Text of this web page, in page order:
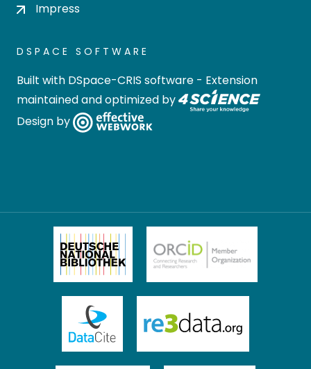
Impress
DSPACE SOFTWARE
Built with DSpace-CRIS software - Extension
maintained and optimized by
Design by